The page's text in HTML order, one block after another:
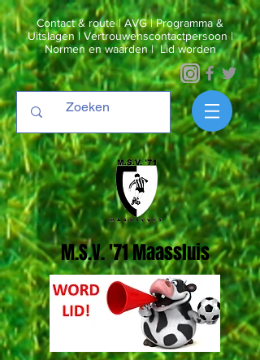
Contact & route|AVG|Programma &
Uitslagen|Vertrouwenscontactpersoon |
Normen en waarden|Lid worden
M.S.V. '71 Maassluis